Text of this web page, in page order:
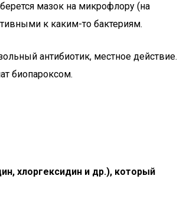
мазок на микрофлору (на
к каким-то бактериям.
антибиотик, местное действие.
биопароксом.
хлоргексидин и др.), который